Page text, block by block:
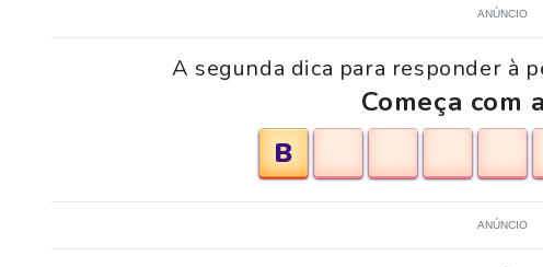
ANÚNCIO
A segunda dica para responder à
Começa com
B
ANÚNCIO